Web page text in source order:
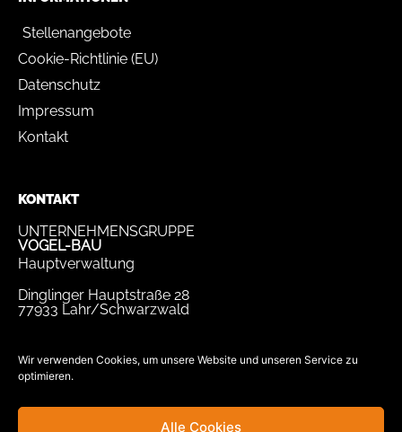
Wir verwenden Cookies, um unsere Website und unseren Service zu
optimieren.
Alle Cookies
Stellenangebote
Cookie-Richtlinie (EU)
Datenschutz
Impressum
Kontakt
KONTAKT
UNTERNEHMENSGRUPPE
VOGEL-BAU
Hauptverwaltung
Dinglinger Hauptstraße 28
77933 Lahr/Schwarzwald
bewerbung@vogel-bau.de
info@vogel-bau.de